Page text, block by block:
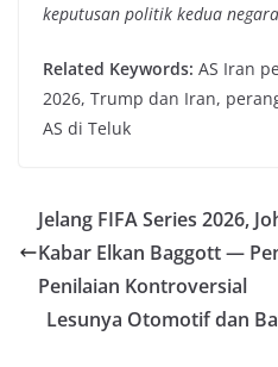
keputusan politik kedua negara
Related Keywords: AS Iran
2026, Trump dan Iran,
AS di Teluk
Jelang FIFA Series 2026,
Kabar Elkan Baggott —
Penilaian Kontroversial
Lesunya Otomotif dan